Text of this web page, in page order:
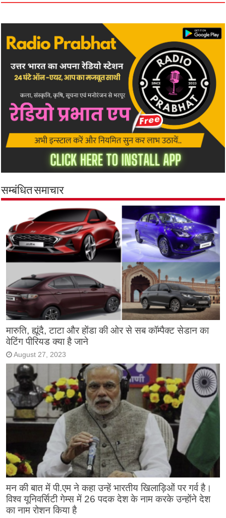
सम्बंधित समाचार
मारुति, ह्यूंदै, टाटा और होंडा की ओर से सब कॉम्पैक्ट सेडान का
वेटिंग पीरियड क्या है जाने
August 27, 2023
मन की बात में पी.एम ने कहा उन्हें भारतीय खिलाड़िओं पर गर्व है।
विश्व यूनिवर्सिटी गेम्स में 26 पदक देश के नाम करके उन्होंने देश
का नाम रोशन किया है